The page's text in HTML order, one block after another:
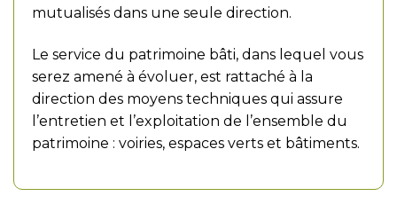
mutualisés dans une seule direction.
Le service du patrimoine bâti, dans lequel vous
serez amené à évoluer, est rattaché à la
direction des moyens techniques qui assure
l’entretien et l’exploitation de l’ensemble du
patrimoine : voiries, espaces verts et bâtiments.